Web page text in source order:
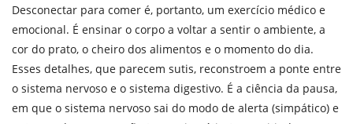
Desconectar para comer é, portanto, um exercício médico e
emocional. É ensinar o corpo a voltar a sentir o ambiente, a
cor do prato, o cheiro dos alimentos e o momento do dia.
Esses detalhes, que parecem sutis, reconstroem a ponte entre
o sistema nervoso e o sistema digestivo. É a ciência da pausa,
em que o sistema nervoso sai do modo de alerta (simpático) e